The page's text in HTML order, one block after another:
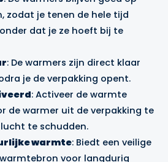
zodat je tenen de hele tijd
dat je ze hoeft bij te
: De warmers zijn direct klaar
je de verpakking opent.
: Activeer de warmte
de warmer uit de verpakking te
te schudden.
warmte: Biedt een veilige
voor langdurig